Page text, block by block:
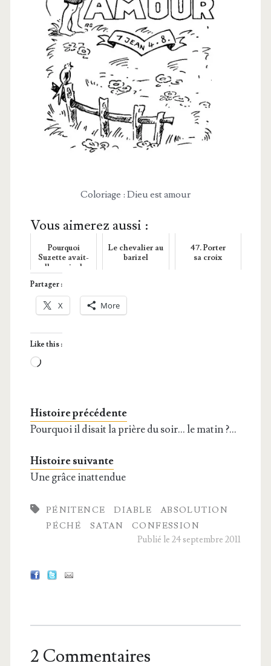
Colo­riage : Dieu est amour
Vous aimerez aussi :
Pourquoi
Suzette avait-
elle envie de
culbute ?
Le chevalier au
barizel
47. Porter
sa croix
Partager :
X More
Like this :
Loa­
Histoire précédente
Pourquoi il disait la prière du soir… le matin ?…
Histoire suivante
Une grâce inattendue
PÉNITENCE DIABLE
ABSOLUTION
PÉCHÉ
SATAN
CONFESSION
Publié le 24 septembre 2011
2 Commentaires